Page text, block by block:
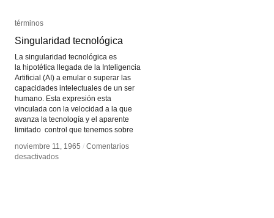
términos
Singularidad tecnológica
La singularidad tecnológica es
la hipotética llegada de la Inteligencia
Artificial (AI) a emular o superar las
capacidades intelectuales de un ser
humano. Esta expresión esta
vinculada con la velocidad a la que
avanza la tecnología y el aparente
limitado control que tenemos sobre
noviembre 11, 1965 / Comentarios
desactivadosen
términos
Singularidad tecnológica
noviembre 11, 1965 / Comentarios
desactivadosen